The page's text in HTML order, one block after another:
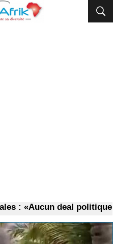
: «Aucun deal politique